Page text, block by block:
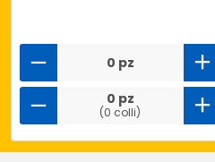
0 pz
0 pz
(0 colli)